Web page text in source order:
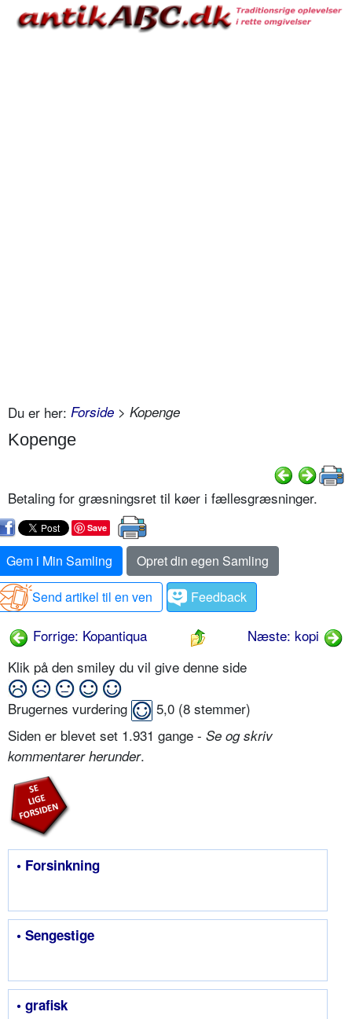
Du er her: Forside > Kopenge
Kopenge
Betaling for græsningsret til køer i fællesgræsninger.
Save
Gem i Min Samling
Opret din egen Samling
Send artikel til en ven
Feedback
Forrige: Kopantiqua
Næste: kopi
Klik på den smiley du vil give denne side
Brugernes vurdering 5,0 (8 stemmer)
Siden er blevet set 1.931 gange - Se og skriv
kommentarer herunder.
• Forsinkning
• Sengestige
• grafisk